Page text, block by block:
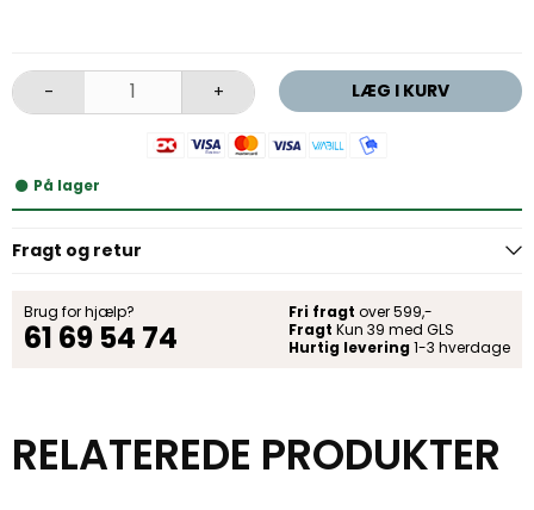
- + LÆG I KURV
På lager
Fragt og retur
Brug for hjælp?
61 69 54 74
Fri fragt over 599,-
Fragt Kun 39 med GLS
Hurtig levering 1-3 hverdage
RELATEREDE PRODUKTER